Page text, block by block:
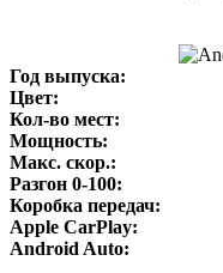
Год выпуска:
Цвет:
Кол-во мест:
Мощность:
Макс. скор.:
Разгон 0-100:
Коробка передач:
Apple CarPlay:
Android Auto: